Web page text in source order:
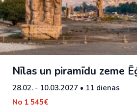
Nīlas un piramīdu zeme
28.02. - 10.03.2027 • 11 dienas
No 1 545€